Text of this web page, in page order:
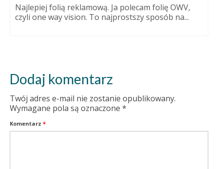
Najlepiej folią reklamową. Ja polecam folię OWV,
czyli one way vision. To najprostszy sposób na...
Dodaj komentarz
Twój adres e-mail nie zostanie opublikowany.
Wymagane pola są oznaczone *
Komentarz *